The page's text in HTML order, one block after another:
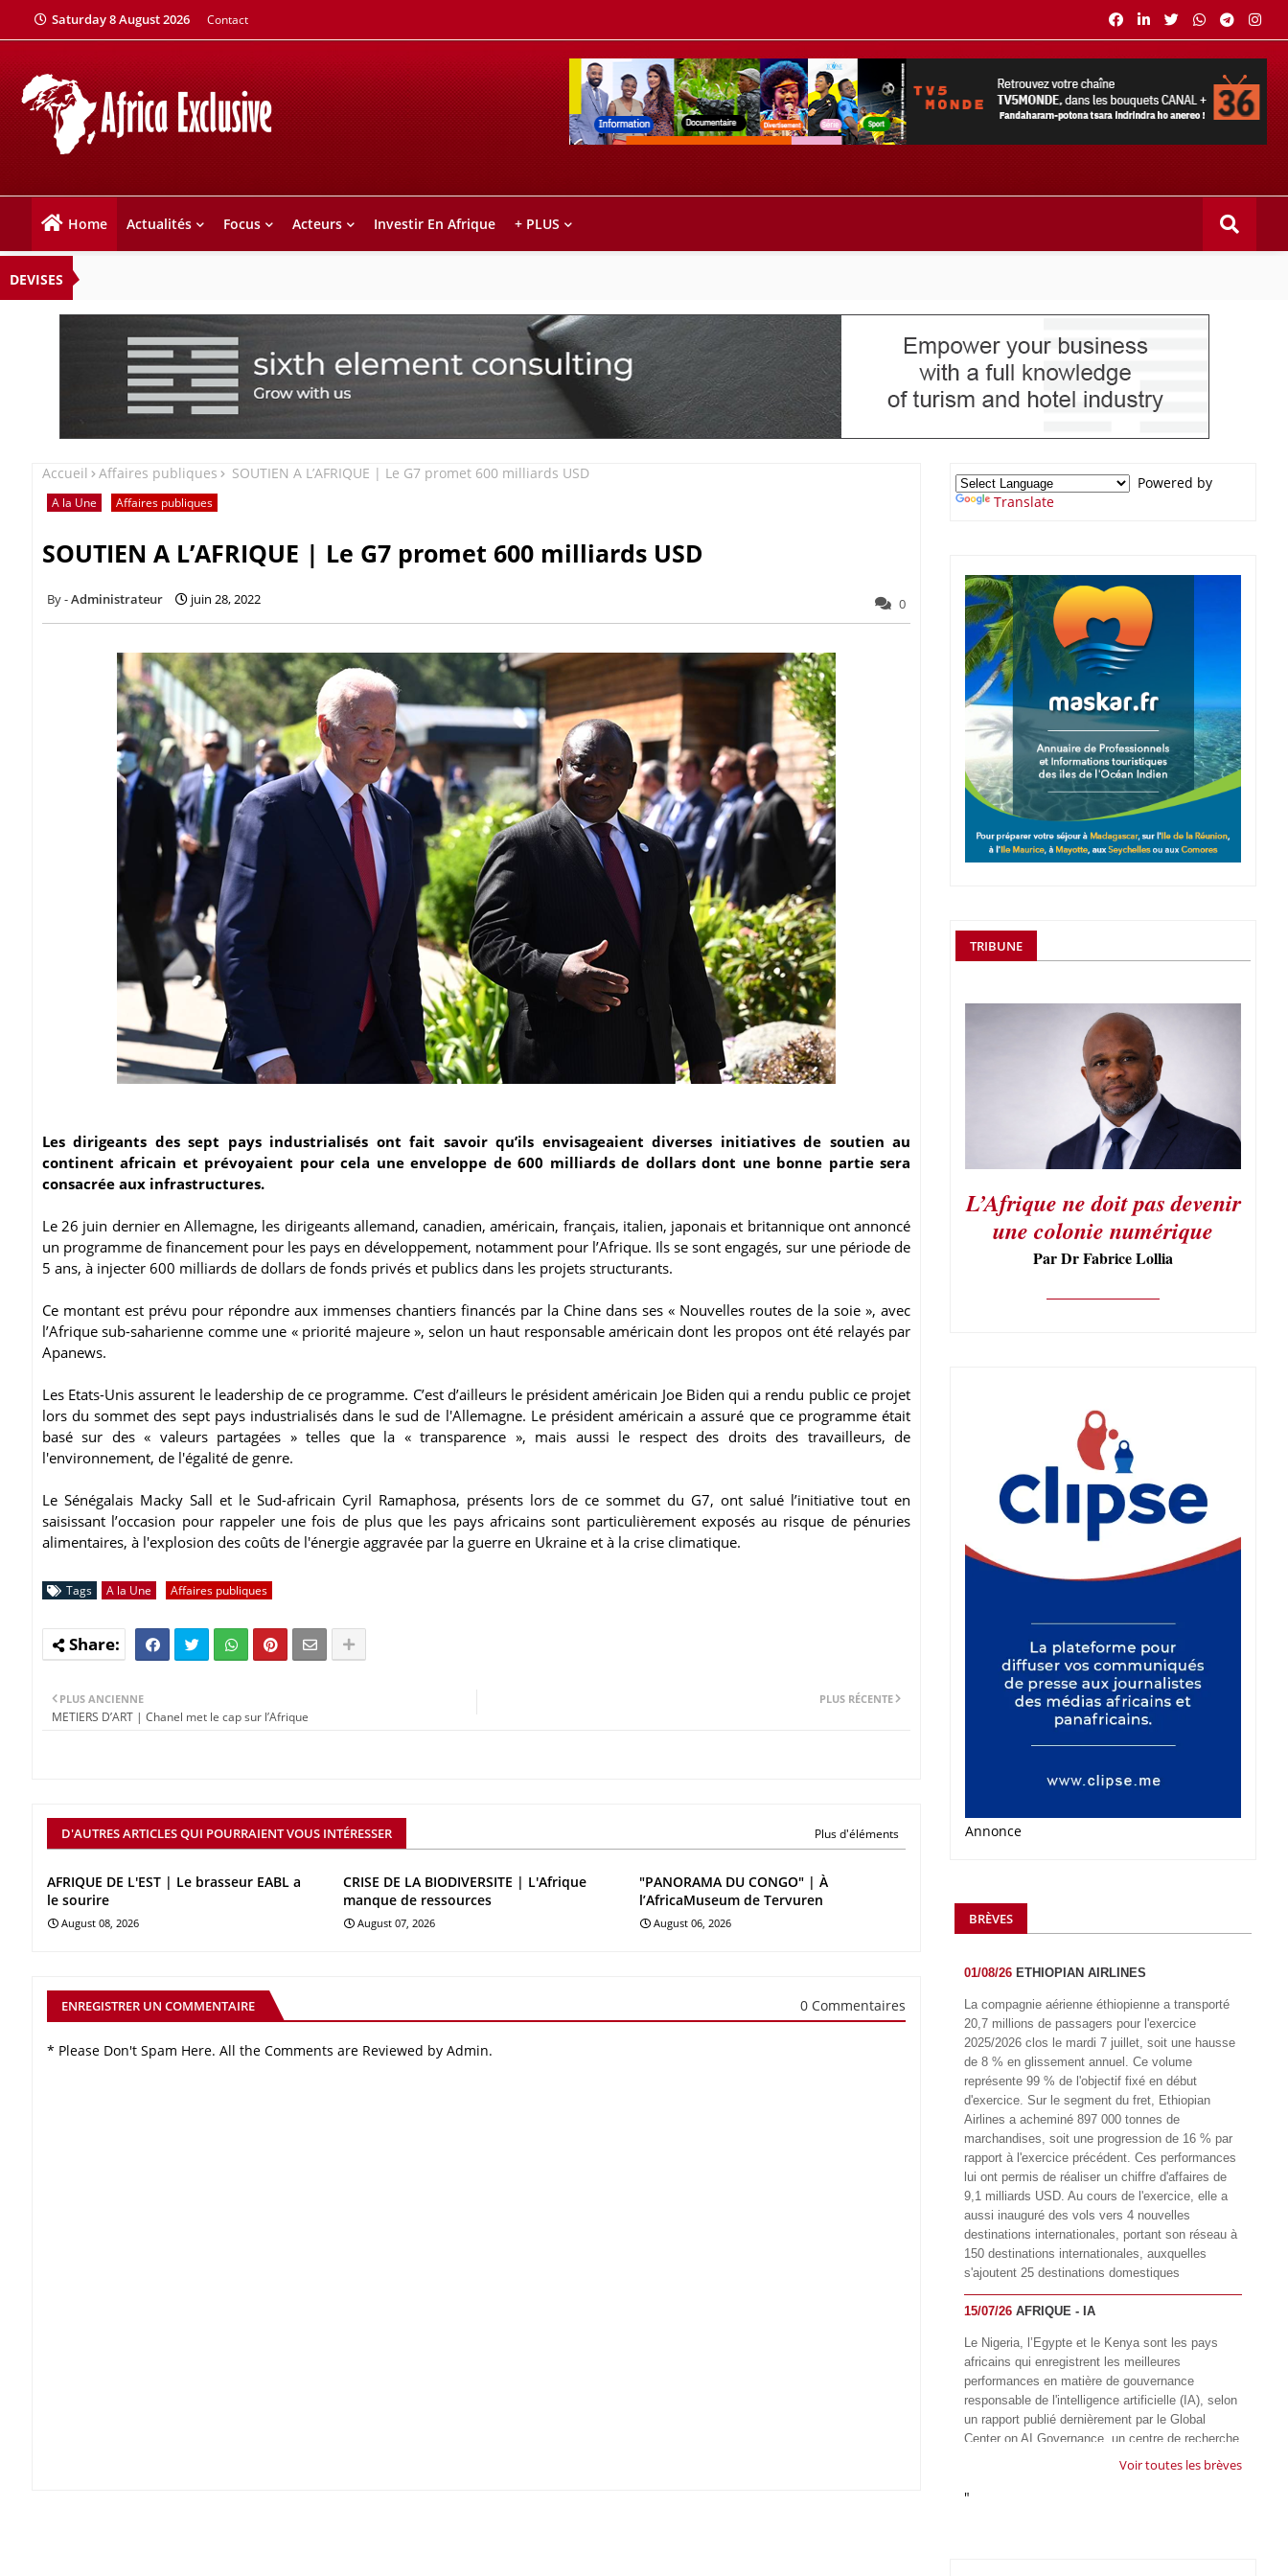
Saturday 8 August 2026 Contact
Home Actualités Focus Acteurs Investir En Afrique + PLUS
DEVISES
Accueil Affaires publiques SOUTIEN A L’AFRIQUE | Le G7 promet 600 milliards USD
A la Une Affaires publiques
SOUTIEN A L’AFRIQUE | Le G7 promet 600 milliards USD
Administrateur juin 28, 2022 0
Les dirigeants des sept pays industrialisés ont fait savoir qu’ils envisageaient diverses initiatives de soutien au
continent africain et prévoyaient pour cela une enveloppe de 600 milliards de dollars dont une bonne partie sera
consacrée aux infrastructures.
Le 26 juin dernier en Allemagne, les dirigeants allemand, canadien, américain, français, italien, japonais et britannique ont annoncé
un programme de financement pour les pays en développement, notamment pour l’Afrique. Ils se sont engagés, sur une période de
5 ans, à injecter 600 milliards de dollars de fonds privés et publics dans les projets structurants.
Ce montant est prévu pour répondre aux immenses chantiers financés par la Chine dans ses « Nouvelles routes de la soie », avec
l’Afrique sub-saharienne comme une « priorité majeure », selon un haut responsable américain dont les propos ont été relayés par
Apanews.
Les Etats-Unis assurent le leadership de ce programme. C’est d’ailleurs le président américain Joe Biden qui a rendu public ce projet
lors du sommet des sept pays industrialisés dans le sud de l'Allemagne. Le président américain a assuré que ce programme était
basé sur des « valeurs partagées » telles que la « transparence », mais aussi le respect des droits des travailleurs, de
l'environnement, de l'égalité de genre.
Le Sénégalais Macky Sall et le Sud-africain Cyril Ramaphosa, présents lors de ce sommet du G7, ont salué l’initiative tout en
saisissant l’occasion pour rappeler une fois de plus que les pays africains sont particulièrement exposés au risque de pénuries
alimentaires, à l'explosion des coûts de l'énergie aggravée par la guerre en Ukraine et à la crise climatique.
Tags A la Une Affaires publiques
PLUS RÉCENTE
PLUS ANCIENNE
METIERS D’ART | Chanel met le cap sur l’Afrique
D'AUTRES ARTICLES QUI POURRAIENT VOUS INTÉRESSER Plus d'éléments
AFRIQUE DE L'EST | Le brasseur EABL a
le sourire
August 08, 2026
CRISE DE LA BIODIVERSITE | L'Afrique
manque de ressources
August 07, 2026
"PANORAMA DU CONGO" | À
l’AfricaMuseum de Tervuren
August 06, 2026
ENREGISTRER UN COMMENTAIRE 0 Commentaires
* Please Don't Spam Here. All the Comments are Reviewed by Admin.
Powered by
Translate
TRIBUNE
L’Afrique ne doit pas devenir
une colonie numérique
Par Dr Fabrice Lollia
Annonce
BRÈVES
01/08/26 ETHIOPIAN AIRLINES
La compagnie aérienne éthiopienne a transporté
20,7 millions de passagers pour l'exercice
2025/2026 clos le mardi 7 juillet, soit une hausse
de 8 % en glissement annuel. Ce volume
représente 99 % de l'objectif fixé en début
d'exercice. Sur le segment du fret, Ethiopian
Airlines a acheminé 897 000 tonnes de
marchandises, soit une progression de 16 % par
rapport à l'exercice précédent. Ces performances
lui ont permis de réaliser un chiffre d'affaires de
9,1 milliards USD. Au cours de l'exercice, elle a
aussi inauguré des vols vers 4 nouvelles
destinations internationales, portant son réseau à
150 destinations internationales, auxquelles
s'ajoutent 25 destinations domestiques
15/07/26 AFRIQUE - IA
Le Nigeria, l’Egypte et le Kenya sont les pays
africains qui enregistrent les meilleures
performances en matière de gouvernance
responsable de l'intelligence artificielle (IA), selon
un rapport publié dernièrement par le Global
Center on AI Governance, un centre de recherche
basé en Afrique du Sud, qui œuvre à promouvoir
à l'échelle mondiale. Alors que l’IA transforme
Voir toutes les brèves
"